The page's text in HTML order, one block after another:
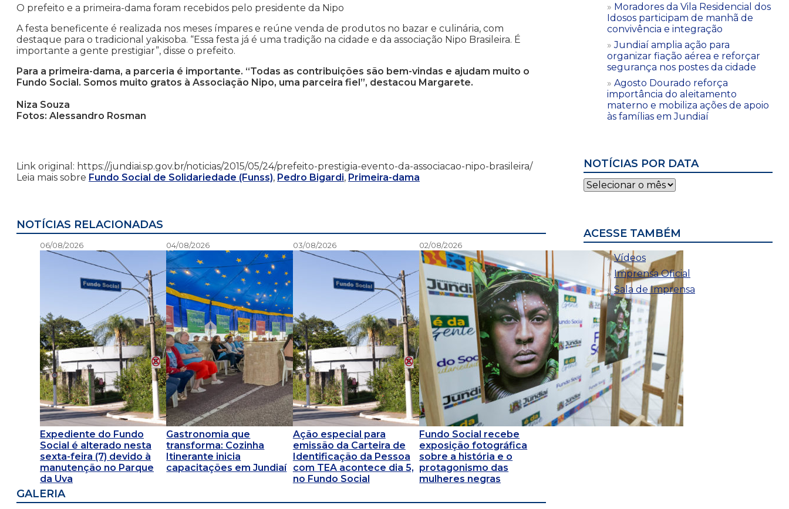
O prefeito e a primeira-dama foram recebidos pelo presidente da Nipo
A festa beneficente é realizada nos meses ímpares e reúne venda de produtos no bazar e culinária, com
destaque para o tradicional yakisoba. “Essa festa já é uma tradição na cidade e da associação Nipo Brasileira. É
importante a gente prestigiar”, disse o prefeito.
Para a primeira-dama, a parceria é importante. “Todas as contribuições são bem-vindas e ajudam muito o
Fundo Social. Somos muito gratos à Associação Nipo, uma parceira fiel”, destacou Margarete.
Niza Souza
Fotos: Alessandro Rosman
Link original: https://jundiai.sp.gov.br/noticias/2015/05/24/prefeito-prestigia-evento-da-associacao-nipo-brasileira/
Leia mais sobre Fundo Social de Solidariedade (Funss), Pedro Bigardi, Primeira-dama
NOTÍCIAS RELACIONADAS
06/08/2026
Expediente do Fundo
Social é alterado nesta
sexta-feira (7) devido à
manutenção no Parque
da Uva
04/08/2026
Gastronomia que
transforma: Cozinha
Itinerante inicia
capacitações em Jundiaí
03/08/2026
Ação especial para
emissão da Carteira de
Identificação da Pessoa
com TEA acontece dia 5,
no Fundo Social
02/08/2026
Fundo Social recebe
exposição fotográfica
sobre a história e o
protagonismo das
mulheres negras
GALERIA
Moradores da Vila Residencial dos
Idosos participam de manhã de
convivência e integração
Jundiaí amplia ação para
organizar fiação aérea e reforçar
segurança nos postes da cidade
Agosto Dourado reforça
importância do aleitamento
materno e mobiliza ações de apoio
às famílias em Jundiaí
NOTÍCIAS POR DATA
Notícias
por
ACESSE TAMBÉM
Vídeos
Imprensa Oficial
Sala de Imprensa